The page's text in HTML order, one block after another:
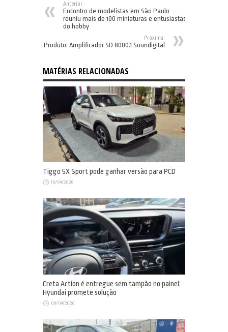
Anterior:
Encontro de modelistas em São Paulo
reuniu mais de 100 miniaturas e entusiastas
do hobby
Próxima:
Produto: Amplificador SD 8000.1 Soundigital
MATÉRIAS RELACIONADAS
Tiggo 5X Sport pode ganhar versão para PCD
10/04/2026
Creta Action é entregue sem tampão no painel:
Hyundai promete solução
09/04/2026